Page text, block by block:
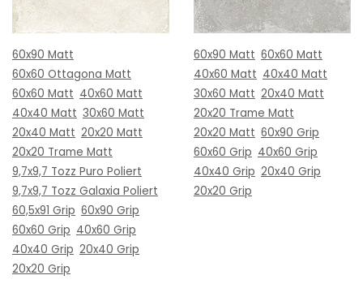
60x90 Matt
60x60 Ottagona Matt
60x60 Matt 40x60 Matt
40x40 Matt 30x60 Matt
20x40 Matt 20x20 Matt
20x20 Trame Matt
9,7x9,7 Tozz Puro Poliert
9,7x9,7 Tozz Galaxia Poliert
60,5x91 Grip 60x90 Grip
60x60 Grip 40x60 Grip
40x40 Grip 20x40 Grip
20x20 Grip
60x90 Matt 60x60 Matt
40x60 Matt 40x40 Matt
30x60 Matt 20x40 Matt
20x20 Trame Matt
20x20 Matt 60x90 Grip
60x60 Grip 40x60 Grip
40x40 Grip 20x40 Grip
20x20 Grip